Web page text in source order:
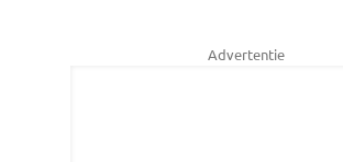
Advertentie